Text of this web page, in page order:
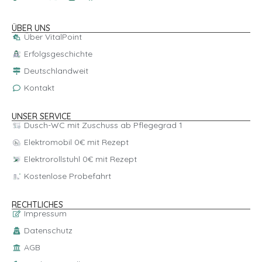
ÜBER UNS
Über VitalPoint
Erfolgsgeschichte
Deutschlandweit
Kontakt
UNSER SERVICE
Dusch-WC mit Zuschuss ab Pflegegrad 1
Elektromobil 0€ mit Rezept
Elektrorollstuhl 0€ mit Rezept
Kostenlose Probefahrt
RECHTLICHES
Impressum
Datenschutz
AGB